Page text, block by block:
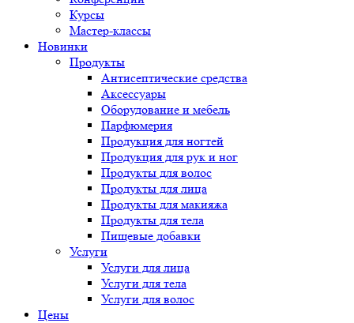
Курсы
Мастер-классы
Новинки
Продукты
Антисептические средства
Аксессуары
Оборудование и мебель
Парфюмерия
Продукция для ногтей
Продукция для рук и ног
Продукты для волос
Продукты для лица
Продукты для макияжа
Продукты для тела
Пищевые добавки
Услуги
Услуги для лица
Услуги для тела
Услуги для волос
Цены